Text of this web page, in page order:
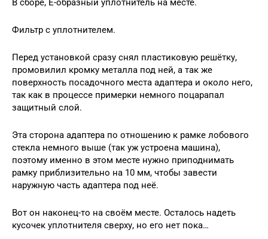
В сборе, Е-образный уплотнитель на месте.
Фильтр с уплотнителем.
Перед установкой сразу снял пластиковую решётку,
промовилил кромку металла под ней, а так же
поверхность посадочного места адаптера и около него,
так как в процессе примерки немного поцарапал
защитный слой.
Эта сторона адаптера по отношению к рамке лобового
стекла немного выше (так уж устроена машина),
поэтому именно в этом месте нужно приподнимать
рамку приблизительно на 10 мм, чтобы завести
наружную часть адаптера под неё.
Вот он наконец-то на своём месте. Осталось надеть
кусочек уплотнителя сверху, но его нет пока…